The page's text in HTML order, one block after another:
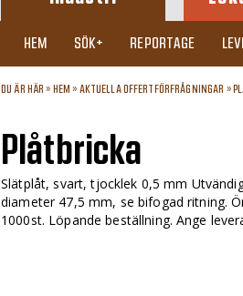
HEM SÖK+ REPORTAGE
DU ÄR HÄR » HEM » AKTUELLA OFFERTFÖRFRÅGNINGAR »
Plåtbricka
Slätplåt, svart, tjocklek 0,5 mm
diameter 47,5 mm, se bifogad ritning.
1000st. Löpande beställning. Ange